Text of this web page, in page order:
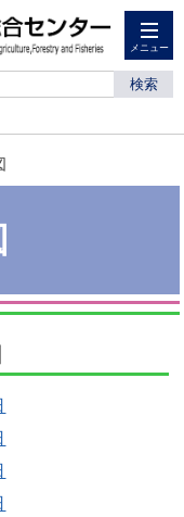
メニュー
検索